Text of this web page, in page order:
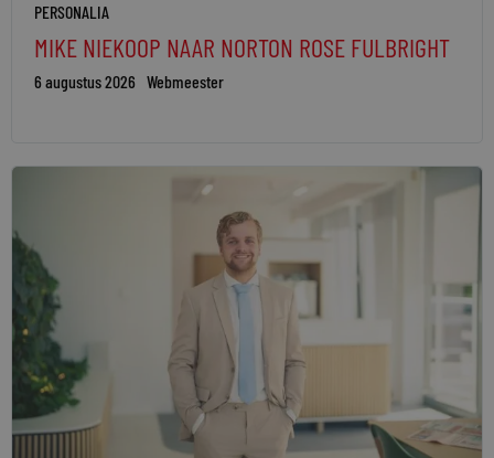
PERSONALIA
MIKE NIEKOOP NAAR NORTON ROSE FULBRIGHT
6 augustus 2026 Webmeester